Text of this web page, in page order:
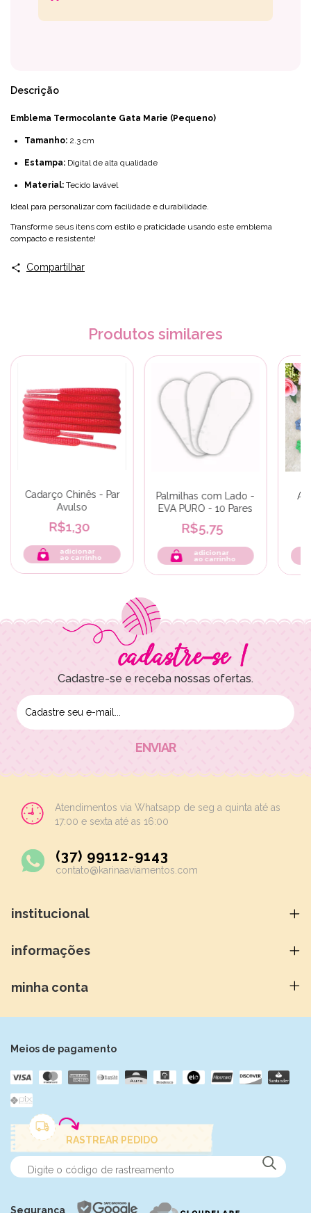
Descrição
Emblema Termocolante Gata Marie (Pequeno)
Tamanho: 2.3 cm
Estampa: Digital de alta qualidade
Material: Tecido lavável
Ideal para personalizar com facilidade e durabilidade.
Transforme seus itens com estilo e praticidade usando este emblema
compacto e resistente!
Compartilhar
Produtos similares
Cadarço Chinês - Par
Avulso
R$1,30
adicionar
ao carrinho
Palmilhas com Lado -
EVA PURO - 10 Pares
R$5,75
adicionar
ao carrinho
Cadastre-se e receba nossas ofertas.
Atendimentos via Whatsapp de seg a quinta até as
17:00 e sexta até as 16:00
(37) 99112-9143
contato@karinaaviamentos.com
institucional
informações
minha conta
Meios de pagamento
RASTREAR PEDIDO
Segurança